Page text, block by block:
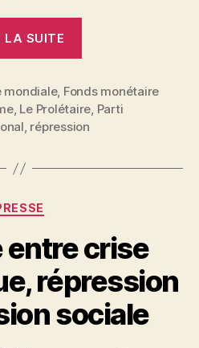
LA SUITE
accords
avec
le
mondiale, Fonds monétaire
, Le Prolétaire, Parti
, répression
Catégories
entre crise
répression
sociale
P
a